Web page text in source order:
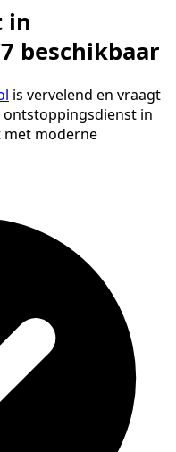
in
beschikbaar
is vervelend en vraagt
ontstoppingsdienst in
met moderne